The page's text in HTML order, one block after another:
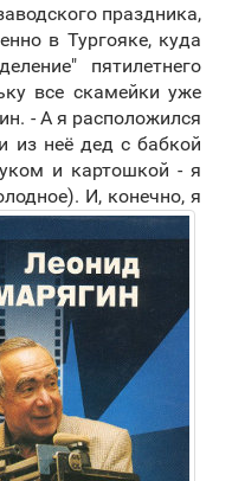
праздника,
в Тургояке, куда
пятилетнего
все скамейки уже
- А я расположился
из неё дед с бабкой
и картошкой - я
И, конечно, я